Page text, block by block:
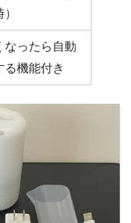
なったら自動
る機能付き